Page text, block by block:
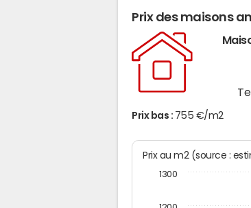
Prix des maisons
Prix bas : 755 €/m2
Prix au m2
1300